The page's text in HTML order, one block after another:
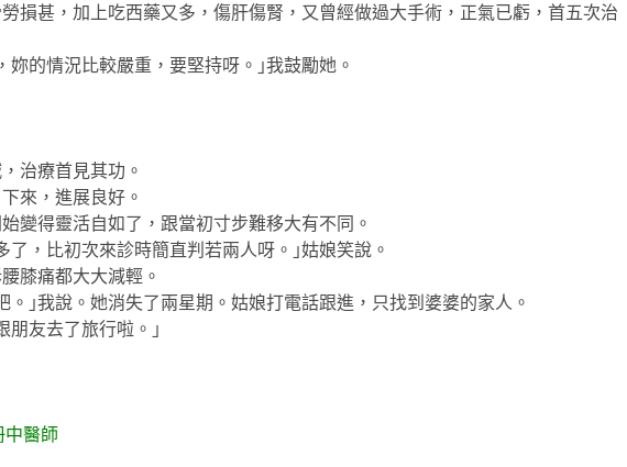
損甚，加上吃西藥又多，傷肝傷腎，又曾經做過大手術，正氣已虧，首五次治
妳的情況比較嚴重，要堅持呀。｣我鼓勵她。
治療首見其功。
來，進展良好。
變得靈活自如了，跟當初寸步難移大有不同。
了，比初次來診時簡直判若兩人呀。｣姑娘笑說。
膝痛都大大減輕。
。｣我說。她消失了兩星期。姑娘打電話跟進，只找到婆婆的家人。
朋友去了旅行啦。｣
中醫師